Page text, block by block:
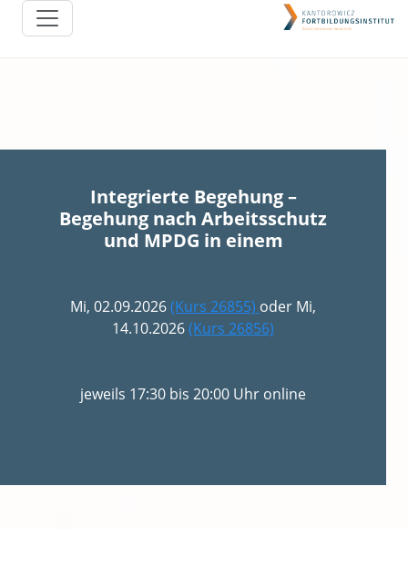
Integrierte Begehung –
Begehung nach Arbeitsschutz
und MPDG in einem
Mi, 02.09.2026(Kurs 26855) oder Mi,
14.10.2026(Kurs 26856)
jeweils 17:30 bis 20:00 Uhr online